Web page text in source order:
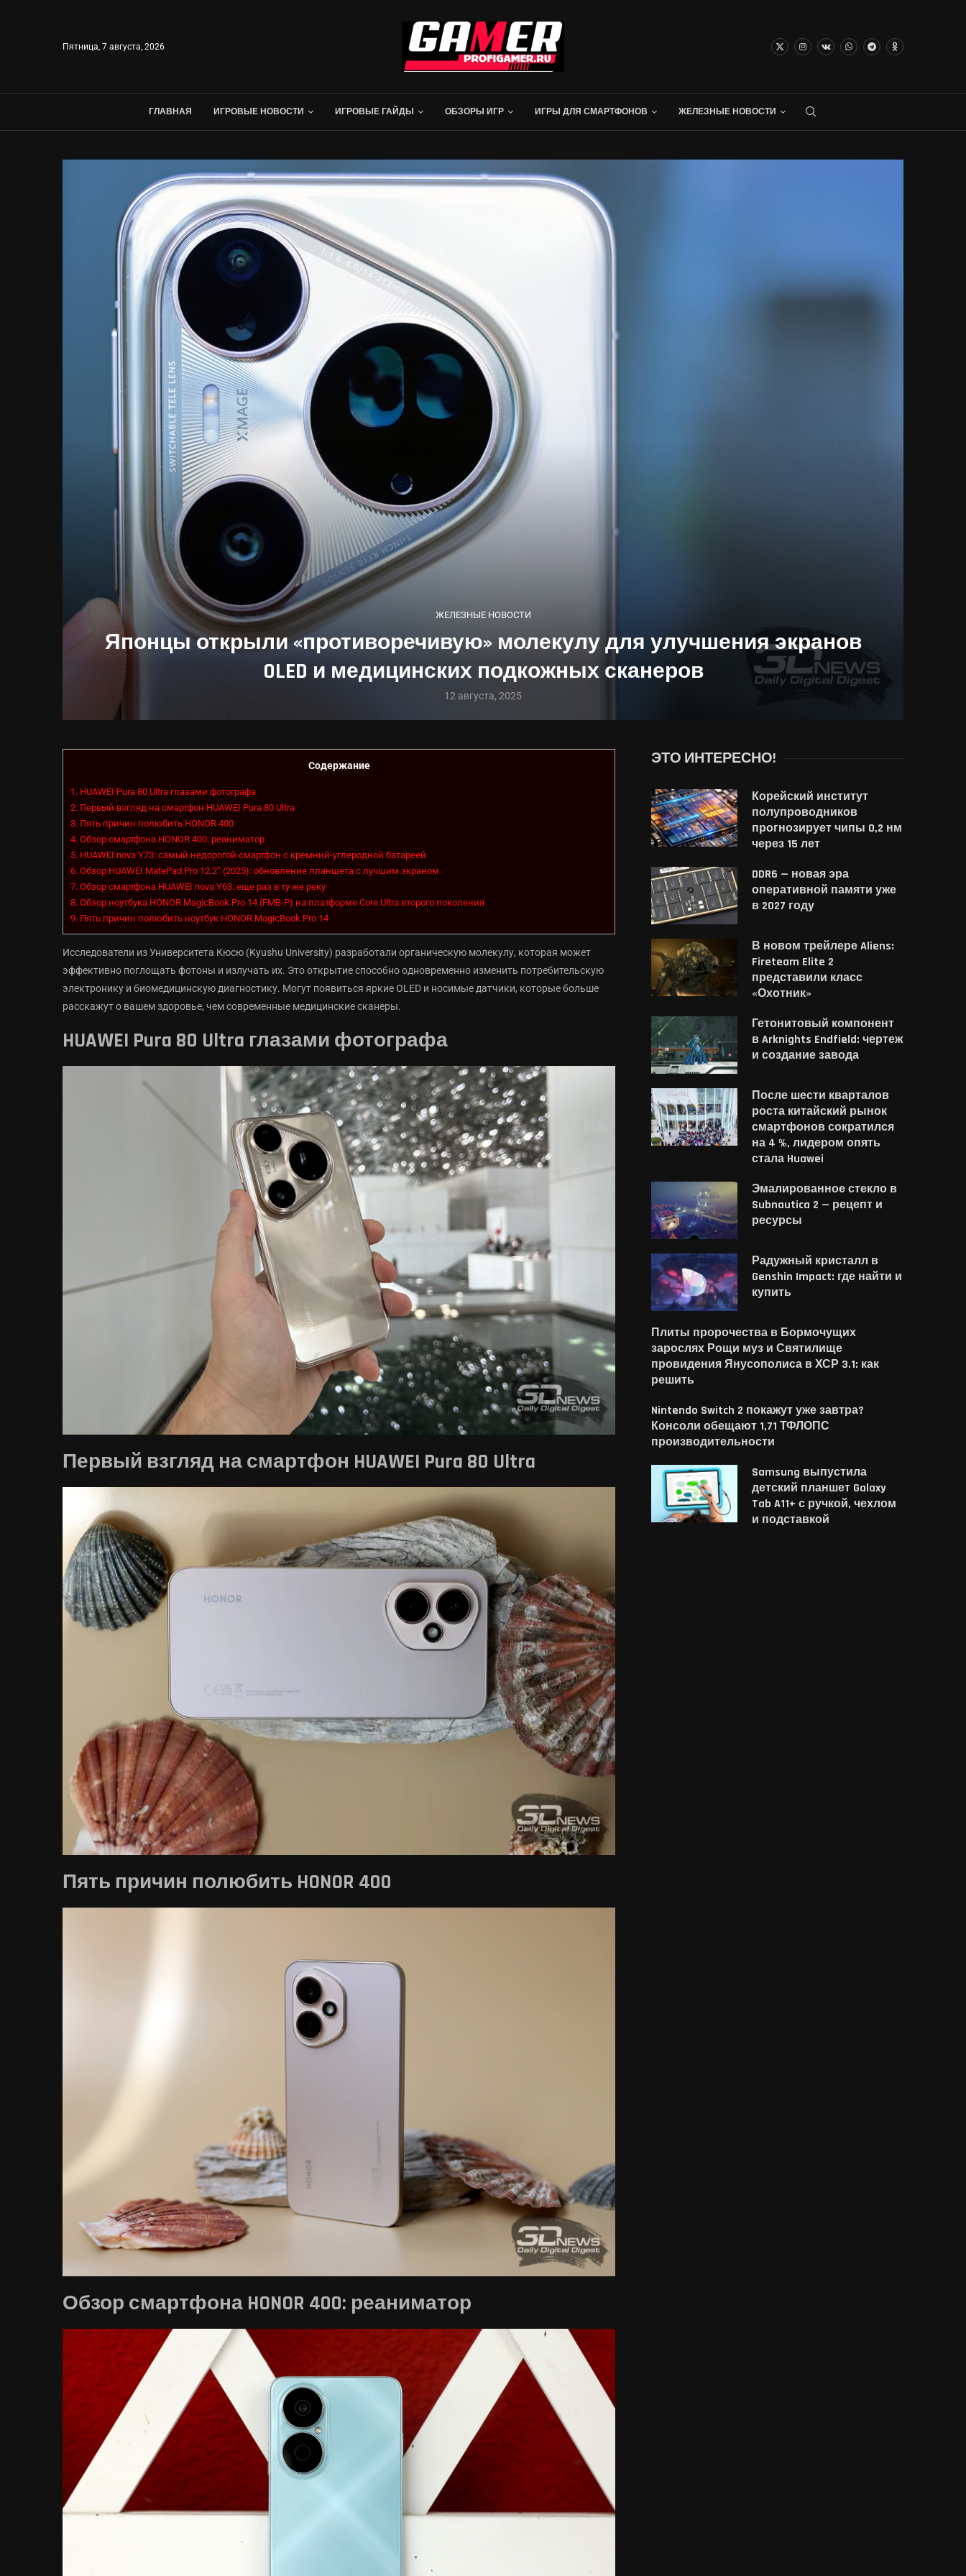
Пятница, 7 августа, 2026
ГЛАВНАЯ ИГРОВЫЕ НОВОСТИ ИГРОВЫЕ ГАЙДЫ ОБЗОРЫ ИГР ИГРЫ ДЛЯ СМАРТФОНОВ ЖЕЛЕЗНЫЕ НОВОСТИ
ЖЕЛЕЗНЫЕ НОВОСТИ
Японцы открыли «противоречивую» молекулу для улучшения экранов
OLED и медицинских подкожных сканеров
12 августа, 2025
Содержание
1. HUAWEI Pura 80 Ultra глазами фотографа
2. Первый взгляд на смартфон HUAWEI Pura 80 Ultra
3. Пять причин полюбить HONOR 400
4. Обзор смартфона HONOR 400: реаниматор
5. HUAWEI nova Y73: самый недорогой смартфон с кремний-углеродной батареей
6. Обзор HUAWEI MatePad Pro 12.2’’ (2025): обновление планшета с лучшим экраном
7. Обзор смартфона HUAWEI nova Y63: еще раз в ту же реку
8. Обзор ноутбука HONOR MagicBook Pro 14 (FMB-P) на платформе Core Ultra второго поколения
9. Пять причин полюбить ноутбук HONOR MagicBook Pro 14
Исследователи из Университета Кюсю (Kyushu University) разработали органическую молекулу, которая может
эффективно поглощать фотоны и излучать их. Это открытие способно одновременно изменить потребительскую
электронику и биомедицинскую диагностику. Могут появиться яркие OLED и носимые датчики, которые больше
расскажут о вашем здоровье, чем современные медицинские сканеры.
HUAWEI Pura 80 Ultra глазами фотографа
Первый взгляд на смартфон HUAWEI Pura 80 Ultra
Пять причин полюбить HONOR 400
Обзор смартфона HONOR 400: реаниматор
ЭТО ИНТЕРЕСНО!
Корейский институт
полупроводников
прогнозирует чипы 0,2 нм
через 15 лет
DDR6 — новая эра
оперативной памяти уже
в 2027 году
В новом трейлере Aliens:
Fireteam Elite 2
представили класс
«Охотник»
Гетонитовый компонент
в Arknights Endfield: чертеж
и создание завода
После шести кварталов
роста китайский рынок
смартфонов сократился
на 4 %, лидером опять
стала Huawei
Эмалированное стекло в
Subnautica 2 — рецепт и
ресурсы
Радужный кристалл в
Genshin Impact: где найти и
купить
Плиты пророчества в Бормочущих
зарослях Рощи муз и Святилище
провидения Янусополиса в ХСР 3.1: как
решить
Nintendo Switch 2 покажут уже завтра?
Консоли обещают 1,71 ТФЛОПС
производительности
Samsung выпустила
детский планшет Galaxy
Tab A11+ с ручкой, чехлом
и подставкой